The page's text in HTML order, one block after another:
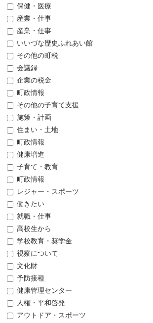
保健・医療
産業・仕事
産業・仕事
いいづな歴史ふれあい館
その他の町税
会議録
企業の税金
町政情報
その他の子育て支援
施策・計画
住まい・土地
町政情報
健康増進
子育て・教育
町政情報
レジャー・スポーツ
働きたい
就職・仕事
高校生から
学校教育・奨学金
視察について
文化財
予防接種
健康管理センター
人権・平和啓発
アウトドア・スポーツ